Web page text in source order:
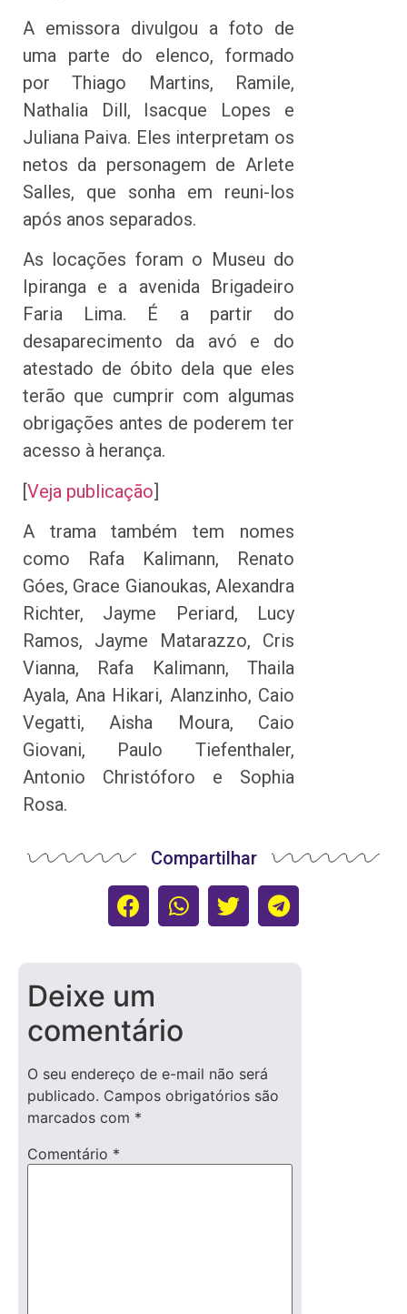
A emissora divulgou a foto de
uma parte do elenco, formado
por Thiago Martins, Ramile,
Nathalia Dill, Isacque Lopes e
Juliana Paiva. Eles interpretam os
netos da personagem de Arlete
Salles, que sonha em reuni-los
após anos separados.
As locações foram o Museu do
Ipiranga e a avenida Brigadeiro
Faria Lima. É a partir do
desaparecimento da avó e do
atestado de óbito dela que eles
terão que cumprir com algumas
obrigações antes de poderem ter
acesso à herança.
[Veja publicação]
A trama também tem nomes
como Rafa Kalimann, Renato
Góes, Grace Gianoukas, Alexandra
Richter, Jayme Periard, Lucy
Ramos, Jayme Matarazzo, Cris
Vianna, Rafa Kalimann, Thaila
Ayala, Ana Hikari, Alanzinho, Caio
Vegatti, Aisha Moura, Caio
Giovani, Paulo Tiefenthaler,
Antonio Christóforo e Sophia
Rosa.
Compartilhar
Deixe um
comentário
O seu endereço de e-mail não será
publicado. Campos obrigatórios são
marcados com *
Comentário *